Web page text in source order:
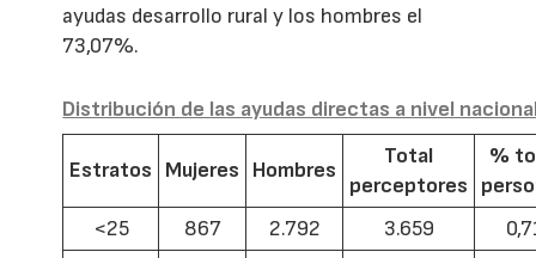
ayudas desarrollo rural y los hombres el
73,07%.
Distribución de las ayudas directas a nivel
Estratos Mujeres Hombres
Total
perceptores
%
<25
867 2.792 3.659